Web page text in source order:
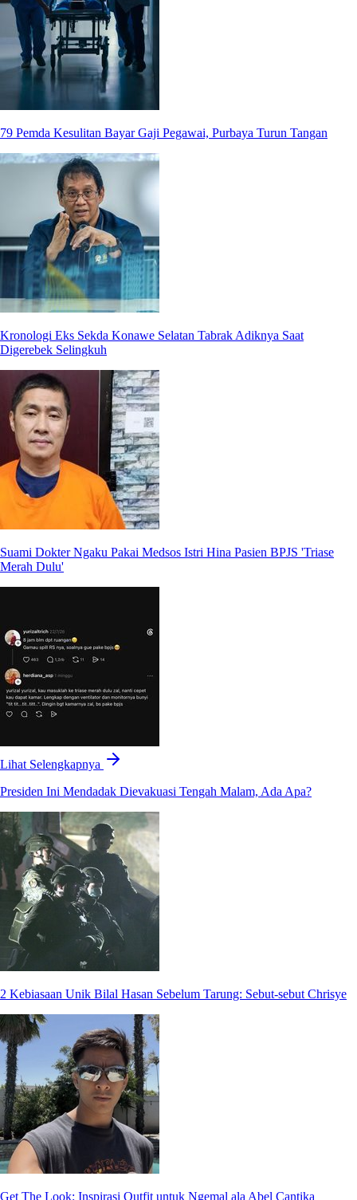
79 Pemda Kesulitan Bayar Gaji Pegawai, Purbaya Turun Tangan
Kronologi Eks Sekda Konawe Selatan Tabrak Adiknya Saat
Digerebek Selingkuh
Suami Dokter Ngaku Pakai Medsos Istri Hina Pasien BPJS 'Triase
Merah Dulu'
Lihat Selengkapnya
Presiden Ini Mendadak Dievakuasi Tengah Malam, Ada Apa?
2 Kebiasaan Unik Bilal Hasan Sebelum Tarung: Sebut-sebut Chrisye
Get The Look: Inspirasi Outfit untuk Ngemal ala Abel Cantika